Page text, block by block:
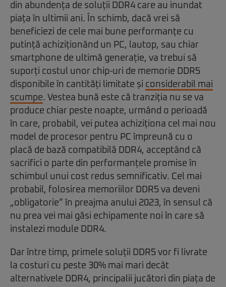
din abundența de soluții DDR4 care au inundat
piața în ultimii ani. În schimb, dacă vrei să
beneficiezi de cele mai bune performanțe cu
putință achiziționând un PC, lautop, sau chiar
smartphone de ultimă generație, va trebui să
suporți costul unor chip-uri de memorie DDR5
disponibile în cantități limitate și considerabil mai
scumpe. Vestea bună este că tranziția nu se va
produce chiar peste noapte, urmând o perioadă
în care, probabil, vei putea achiziționa cel mai nou
model de procesor pentru PC împreună cu o
placă de bază compatibilă DDR4, acceptând că
sacrifici o parte din performanțele promise în
schimbul unui cost redus semnificativ. Cel mai
probabil, folosirea memoriilor DDR5 va deveni
„obligatorie” în preajma anului 2023, în sensul că
nu prea vei mai găsi echipamente noi în care să
instalezi module DDR4.
Dar între timp, primele soluții DDR5 vor fi livrate
la costuri cu peste 30% mai mari decât
alternativele DDR4, principalii jucători din piața de